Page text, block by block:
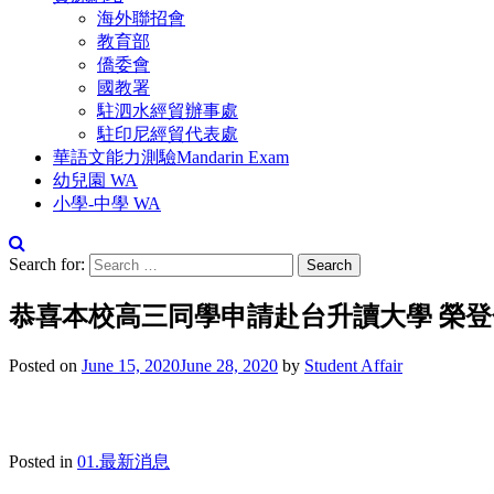
海外聯招會
教育部
僑委會
國教署
駐泗水經貿辦事處
駐印尼經貿代表處
華語文能力測驗Mandarin Exam
幼兒園 WA
小學-中學 WA
Search for:
恭喜本校高三同學申請赴台升讀大學 榮
Posted on June 15, 2020June 28, 2020 by Student Affair
Posted in 01.最新消息